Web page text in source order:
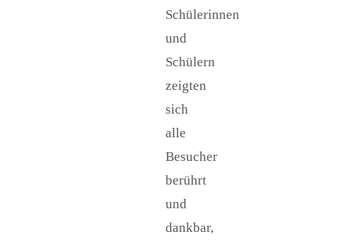
Schülerinnen
und
Schülern
zeigten
sich
alle
Besucher
berührt
und
dankbar,